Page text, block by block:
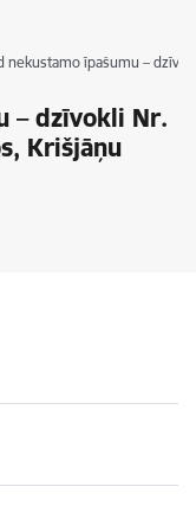
nekustamo īpašumu –
– dzīvokli Nr.
Krišjāņu